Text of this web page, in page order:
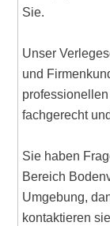
Sie.
Unser
und
fachgerecht
Sie haben
Bereich
Umgebung,
kontaktieren